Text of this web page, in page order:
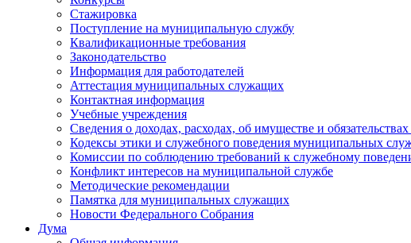
Стажировка
Поступление на муниципальную службу
Квалификационные требования
Законодательство
Информация для работодателей
Аттестация муниципальных служащих
Контактная информация
Учебные учреждения
Сведения о доходах, расходах, об имуществе и
Кодексы этики и служебного поведения муниципальных
Комиссии по соблюдению требований к служебному
Конфликт интересов на муниципальной службе
Методические рекомендации
Памятка для муниципальных служащих
Новости Федерального Cобрания
Дума